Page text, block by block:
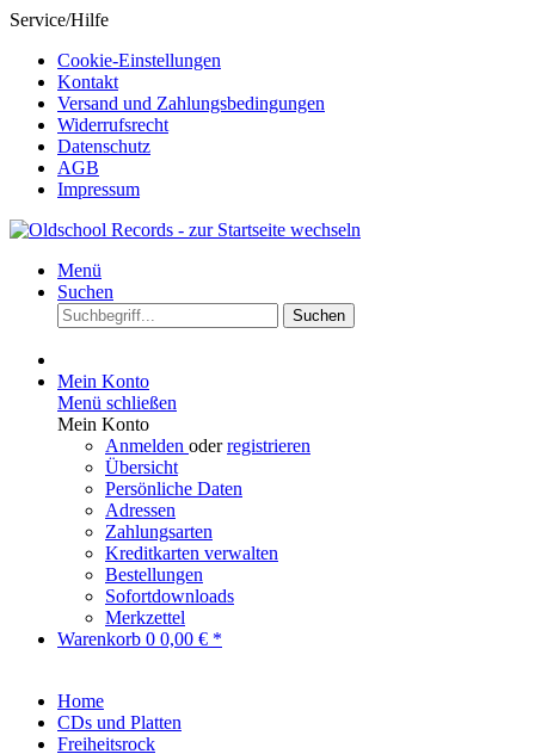
Service/Hilfe
Cookie-Einstellungen
Kontakt
Versand und Zahlungsbedingungen
Widerrufsrecht
Datenschutz
AGB
Impressum
Menü
Suchen
Suchen
Mein Konto
Menü schließen
Mein Konto
Anmelden oderregistrieren
Übersicht
Persönliche Daten
Adressen
Zahlungsarten
Kreditkarten verwalten
Bestellungen
Sofortdownloads
Merkzettel
Warenkorb 0 0,00 € *
Home
CDs und Platten
Freiheitsrock